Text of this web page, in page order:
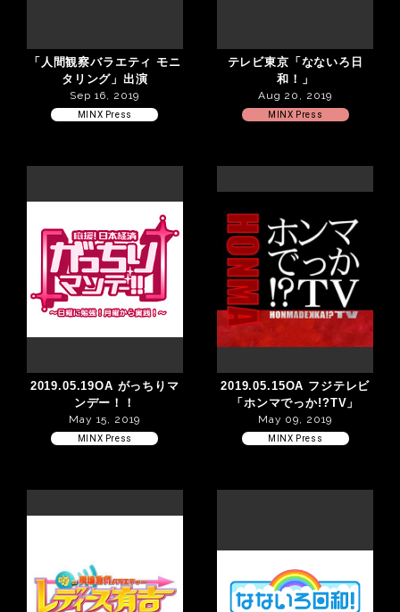
「人間観察バラエティ モニ
タリング」出演
Sep 16, 2019
MINX Press
テレビ東京「なないろ日
和！」
Aug 20, 2019
MINX Press
2019.05.19OA がっちりマ
ンデー！！
May 15, 2019
MINX Press
2019.05.15OA フジテレビ
「ホンマでっか!?TV」
May 09, 2019
MINX Press